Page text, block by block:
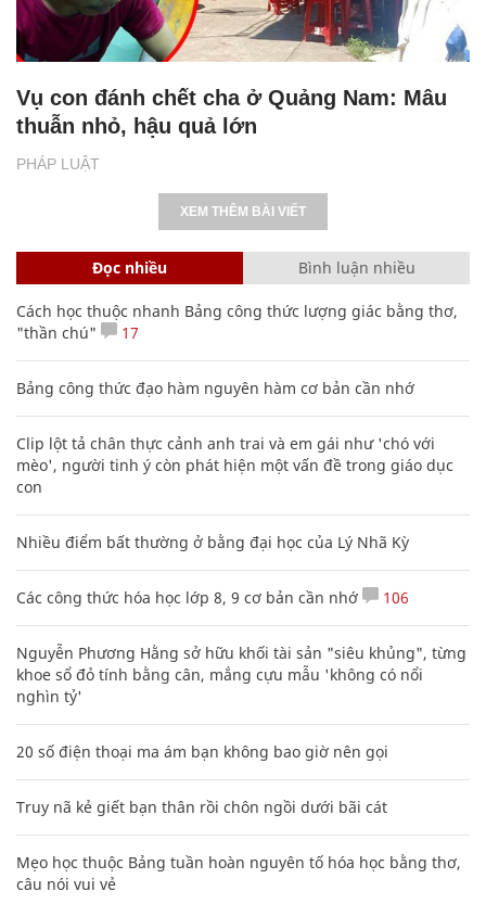
PHÁP LUẬT
Vụ con đánh chết cha ở Quảng Nam: Mâu
thuẫn nhỏ, hậu quả lớn
XEM THÊM BÀI VIẾT
Đọc nhiều Bình luận nhiều
Cách học thuộc nhanh Bảng công thức lượng giác bằng thơ,
"thần chú"
17
Bảng công thức đạo hàm nguyên hàm cơ bản cần nhớ
Clip lột tả chân thực cảnh anh trai và em gái như 'chó với
mèo', người tinh ý còn phát hiện một vấn đề trong giáo dục
con
Nhiều điểm bất thường ở bằng đại học của Lý Nhã Kỳ
Các công thức hóa học lớp 8, 9 cơ bản cần nhớ 106
Nguyễn Phương Hằng sở hữu khối tài sản "siêu khủng", từng
khoe sổ đỏ tính bằng cân, mắng cựu mẫu 'không có nổi
nghìn tỷ'
20 số điện thoại ma ám bạn không bao giờ nên gọi
Truy nã kẻ giết bạn thân rồi chôn ngồi dưới bãi cát
Mẹo học thuộc Bảng tuần hoàn nguyên tố hóa học bằng thơ,
câu nói vui vẻ